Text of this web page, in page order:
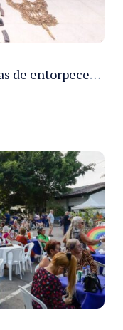
PMAM apreende 16,6 toneladas de entorpecentes e registra aumento nas prisões em flagrante e nas capturas de foragidos no primeiro semestre de 2026